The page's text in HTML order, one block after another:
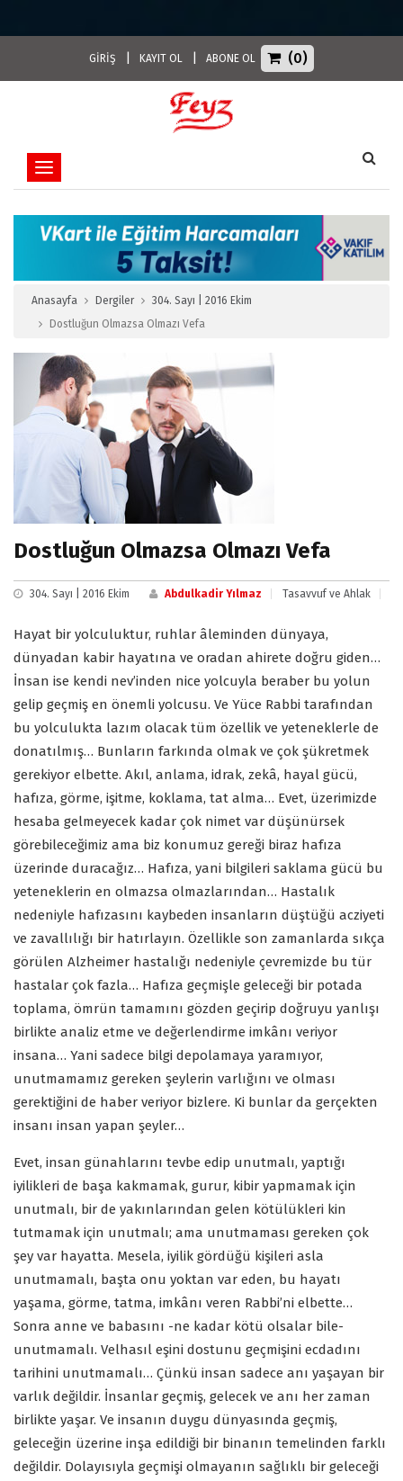
GİRİŞ KAYIT OL ABONE OL (0)
Toggle navigation
Anasayfa Dergiler
304. Sayı | 2016 Ekim
Dostluğun Olmazsa Olmazı Vefa
Dostluğun Olmazsa Olmazı Vefa
304. Sayı | 2016 Ekim Abdulkadir Yılmaz Tasavvuf ve Ahlak
Hayat bir yolculuktur, ruhlar âleminden dünyaya,
dünyadan kabir hayatına ve oradan ahirete doğru giden…
İnsan ise kendi nev’inden nice yolcuyla beraber bu yolun
gelip geçmiş en önemli yolcusu. Ve Yüce Rabbi tarafından
bu yolculukta lazım olacak tüm özellik ve yeteneklerle de
donatılmış… Bunların farkında olmak ve çok şükretmek
gerekiyor elbette. Akıl, anlama, idrak, zekâ, hayal gücü,
hafıza, görme, işitme, koklama, tat alma… Evet, üzerimizde
hesaba gelmeyecek kadar çok nimet var düşünürsek
görebileceğimiz ama biz konumuz gereği biraz hafıza
üzerinde duracağız… Hafıza, yani bilgileri saklama gücü bu
yeteneklerin en olmazsa olmazlarından… Hastalık
nedeniyle hafızasını kaybeden insanların düştüğü acziyeti
ve zavallılığı bir hatırlayın. Özellikle son zamanlarda sıkça
görülen Alzheimer hastalığı nedeniyle çevremizde bu tür
hastalar çok fazla… Hafıza geçmişle geleceği bir potada
toplama, ömrün tamamını gözden geçirip doğruyu yanlışı
birlikte analiz etme ve değerlendirme imkânı veriyor
insana… Yani sadece bilgi depolamaya yaramıyor,
unutmamamız gereken şeylerin varlığını ve olması
gerektiğini de haber veriyor bizlere. Ki bunlar da gerçekten
insanı insan yapan şeyler…
Evet, insan günahlarını tevbe edip unutmalı, yaptığı
iyilikleri de başa kakmamak, gurur, kibir yapmamak için
unutmalı, bir de yakınlarından gelen kötülükleri kin
tutmamak için unutmalı; ama unutmaması gereken çok
şey var hayatta. Mesela, iyilik gördüğü kişileri asla
unutmamalı, başta onu yoktan var eden, bu hayatı
yaşama, görme, tatma, imkânı veren Rabbi’ni elbette…
Sonra anne ve babasını -ne kadar kötü olsalar bile-
unutmamalı. Velhasıl eşini dostunu geçmişini ecdadını
tarihini unutmamalı… Çünkü insan sadece anı yaşayan bir
varlık değildir. İnsanlar geçmiş, gelecek ve anı her zaman
birlikte yaşar. Ve insanın duygu dünyasında geçmiş,
geleceğin üzerine inşa edildiği bir binanın temelinden farklı
değildir. Dolayısıyla geçmişi olmayanın sağlıklı bir geleceği